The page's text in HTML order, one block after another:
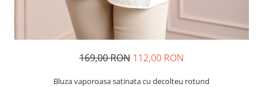
169,00 RON 112,00 RON
Bluza vaporoasa satinata cu decolteu rotund